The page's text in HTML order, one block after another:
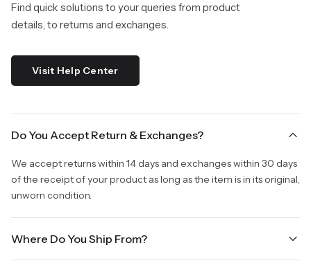
Find quick solutions to your queries from product
details, to returns and exchanges.
Visit Help Center
Do You Accept Return & Exchanges?
We accept returns within 14 days and exchanges within 30 days
of the receipt of your product as long as the item is in its original,
unworn condition.
Where Do You Ship From?